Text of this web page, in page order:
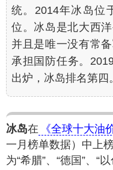
统。2014年冰岛位
位。冰岛是北大西
并且是唯一没有常
承担国防任务。
出炉，冰岛排名第四。
冰岛在 《全球十大油
一月榜单数据）中上
为“希腊”、“德国”、“以